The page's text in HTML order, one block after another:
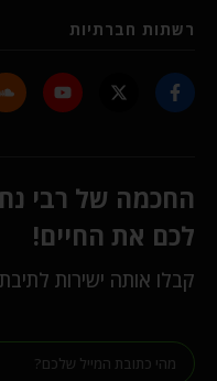
רשתות חברתיות
החכמה של רבי
לכם את החיים!
קבלו אותה ישירות